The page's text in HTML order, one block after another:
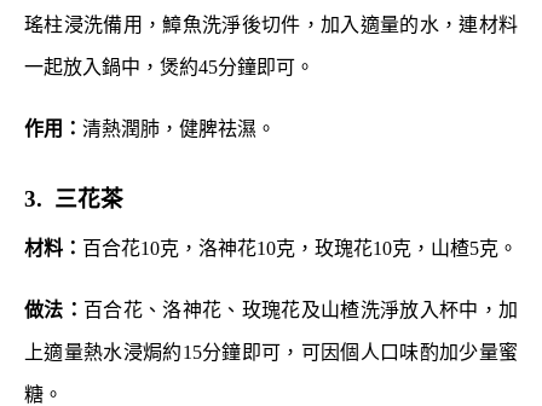
瑤柱浸洗備用，鱆魚洗淨後切件，加入適量的水，連材料
一起放入鍋中，煲約45分鐘即可。
作用： 清熱潤肺，健脾祛濕。
3. 三花茶
材料： 百合花10克，洛神花10克，玫瑰花10克，山楂5克。
做法： 百合花、洛神花、玫瑰花及山楂洗淨放入杯中，加
上適量熱水浸焗約15分鐘即可，可因個人口味酌加少量蜜
糖。